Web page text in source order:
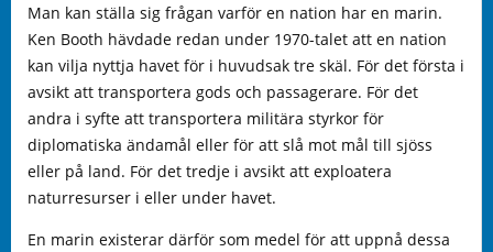
Man kan ställa sig frågan varför en nation har en marin.
Ken Booth hävdade redan under 1970-talet att en nation
kan vilja nyttja havet för i huvudsak tre skäl. För det första i
avsikt att transportera gods och passagerare. För det
andra i syfte att transportera militära styrkor för
diplomatiska ändamål eller för att slå mot mål till sjöss
eller på land. För det tredje i avsikt att exploatera
naturresurser i eller under havet.
En marin existerar därför som medel för att uppnå dessa